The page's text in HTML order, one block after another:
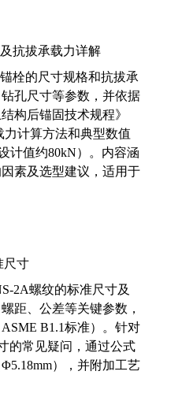
抗拔承载力详解
栓的尺寸规格和抗拔承
孔尺寸等参数，并依据
构后锚固技术规程》
力计算方法和典型数值
计值约80kN）。内容涵
素及选型建议，适用于
尺寸
2A螺纹的标准尺寸及
距、公差等关键参数，
B1.1标准）。针对
的常见疑问，通过公式
），并附加工艺